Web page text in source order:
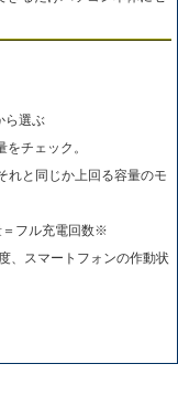
ら選ぶ
チェック。
れと同じか上回る容量のモ
＝フル充電回数※
、スマートフォンの作動状